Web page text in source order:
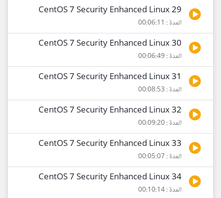
29 CentOS 7 Security Enhanced Linux
المدة : 00:06:11
30 CentOS 7 Security Enhanced Linux
المدة : 00:06:49
31 CentOS 7 Security Enhanced Linux
المدة : 00:08:53
32 CentOS 7 Security Enhanced Linux
المدة : 00:09:20
33 CentOS 7 Security Enhanced Linux
المدة : 00:05:07
34 CentOS 7 Security Enhanced Linux
المدة : 00:10:14